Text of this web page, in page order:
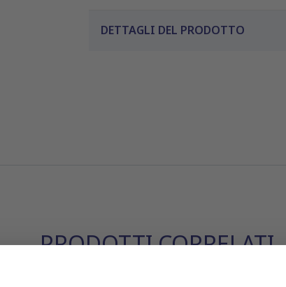
DETTAGLI DEL PRODOTTO
PRODOTTI CORRELATI